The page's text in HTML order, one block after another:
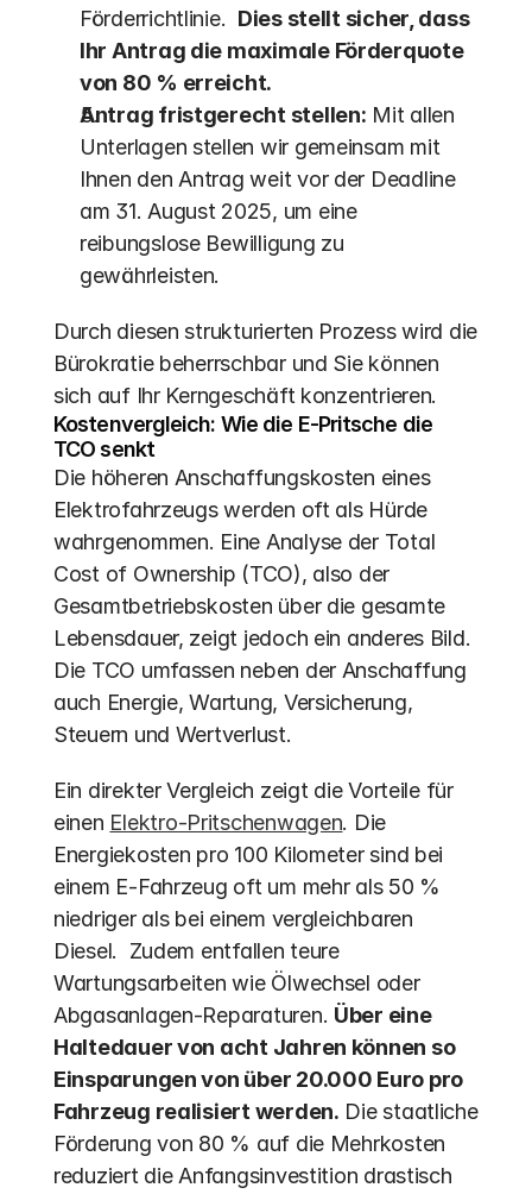
Förderrichtlinie. Dies stellt sicher, dass
Ihr Antrag die maximale Förderquote
von 80 % erreicht.
Antrag fristgerecht stellen: Mit allen
Unterlagen stellen wir gemeinsam mit
Ihnen den Antrag weit vor der Deadline
am 31. August 2025, um eine
reibungslose Bewilligung zu
gewährleisten.
Durch diesen strukturierten Prozess wird die
Bürokratie beherrschbar und Sie können
sich auf Ihr Kerngeschäft konzentrieren.
Kostenvergleich: Wie die E-Pritsche die
TCO senkt
Die höheren Anschaffungskosten eines
Elektrofahrzeugs werden oft als Hürde
wahrgenommen. Eine Analyse der Total
Cost of Ownership (TCO), also der
Gesamtbetriebskosten über die gesamte
Lebensdauer, zeigt jedoch ein anderes Bild.
Die TCO umfassen neben der Anschaffung
auch Energie, Wartung, Versicherung,
Steuern und Wertverlust.
Ein direkter Vergleich zeigt die Vorteile für
einen Elektro-Pritschenwagen. Die
Energiekosten pro 100 Kilometer sind bei
einem E-Fahrzeug oft um mehr als 50 %
niedriger als bei einem vergleichbaren
Diesel.  Zudem entfallen teure
Wartungsarbeiten wie Ölwechsel oder
Abgasanlagen-Reparaturen. Über eine
Haltedauer von acht Jahren können so
Einsparungen von über 20.000 Euro pro
Fahrzeug realisiert werden. Die staatliche
Förderung von 80 % auf die Mehrkosten
reduziert die Anfangsinvestition drastisch